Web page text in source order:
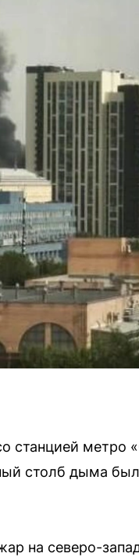
станцией метро
столб дыма
на северо-